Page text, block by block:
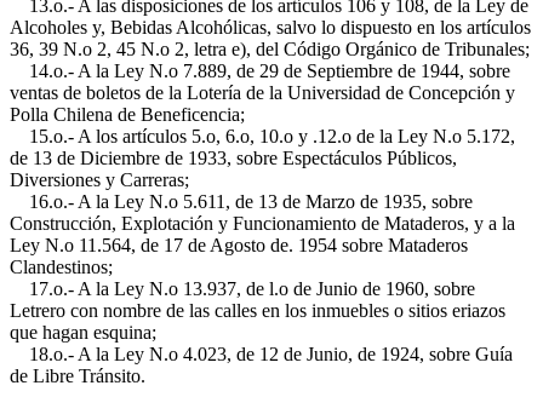
13.o.- A las disposiciones de los artículos 106 y 108, de la Ley de
Alcoholes y, Bebidas Alcohólicas, salvo lo dispuesto en los artículos
36, 39 N.o 2, 45 N.o 2, letra e), del Código Orgánico de Tribunales;
14.o.- A la Ley N.o 7.889, de 29 de Septiembre de 1944, sobre
ventas de boletos de la Lotería de la Universidad de Concepción y
Polla Chilena de Beneficencia;
15.o.- A los artículos 5.o, 6.o, 10.o y .12.o de la Ley N.o 5.172,
de 13 de Diciembre de 1933, sobre Espectáculos Públicos,
Diversiones y Carreras;
16.o.- A la Ley N.o 5.611, de 13 de Marzo de 1935, sobre
Construcción, Explotación y Funcionamiento de Mataderos, y a la
Ley N.o 11.564, de 17 de Agosto de. 1954 sobre Mataderos
Clandestinos;
17.o.- A la Ley N.o 13.937, de l.o de Junio de 1960, sobre
Letrero con nombre de las calles en los inmuebles o sitios eriazos
que hagan esquina;
18.o.- A la Ley N.o 4.023, de 12 de Junio, de 1924, sobre Guía
de Libre Tránsito.